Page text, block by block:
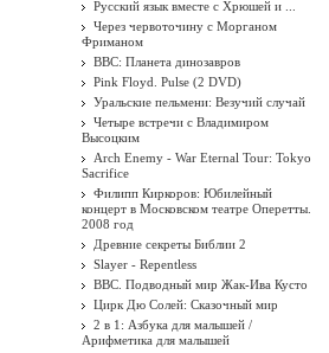
Русский язык вместе с Хрюшей и ...
Через червоточину с Морганом
Фриманом
BBC: Планета динозавров
Pink Floyd. Pulse (2 DVD)
Уральские пельмени: Везучий случай
Четыре встречи с Владимиром
Высоцким
Arch Enemy - War Eternal Tour: Tokyo
Sacrifice
Филипп Киркоров: Юбилейный
концерт в Московском театре Оперетты.
2008 год
Древние секреты Библии 2
Slayer - Repentless
BBC. Подводный мир Жак-Ива Кусто
Цирк Дю Солей: Сказочный мир
2 в 1: Азбука для малышей /
Арифметика для малышей